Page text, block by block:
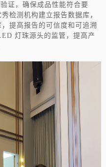
证，确保成品性能符合要
检测机构建立报告数据库，
提高报告的可信度和可追溯
灯珠源头的监管，提高产